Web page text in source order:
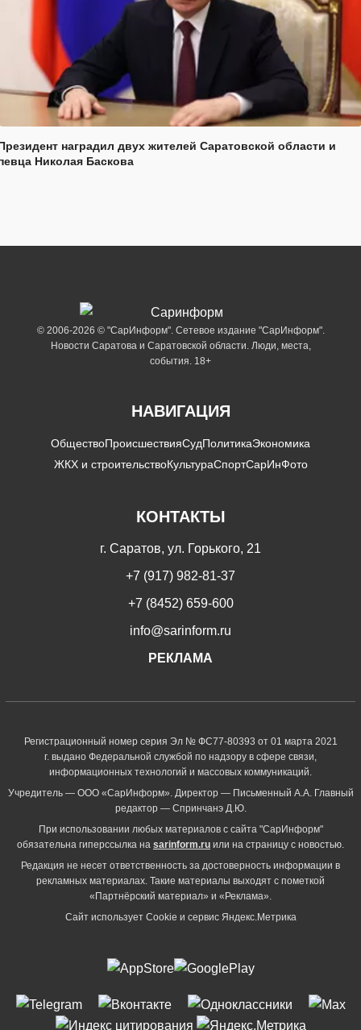
наградил двух жителей Саратовской области и
Николая Баскова
© 2006-2026 © "СарИнформ". Сетевое издание "СарИнформ".
Новости Саратова и Саратовской области. Люди, места,
события. 18+
НАВИГАЦИЯ
ОбществоПроисшествияСудПолитикаЭкономика
ЖКХ и строительствоКультураСпортСарИнФото
КОНТАКТЫ
г. Саратов, ул. Горького, 21
+7 (917) 982-81-37
+7 (8452) 659-600
info@sarinform.ru
РЕКЛАМА
Регистрационный номер серия Эл № ФС77-80393 от 01 марта 2021
г. выдано Федеральной службой по надзору в сфере связи,
информационных технологий и массовых коммуникаций.
Учредитель — ООО «СарИнформ». Директор — Письменный А.А. Главный
редактор — Спринчанэ Д.Ю.
При использовании любых материалов с сайта "СарИнформ"
обязательна гиперссылка на sarinform.ru или на страницу с новостью.
Редакция не несет ответственность за достоверность информации в
рекламных материалах. Такие материалы выходят с пометкой
«Партнёрский материал» и «Реклама».
Сайт использует Cookie и сервиc Яндекс.Метрика